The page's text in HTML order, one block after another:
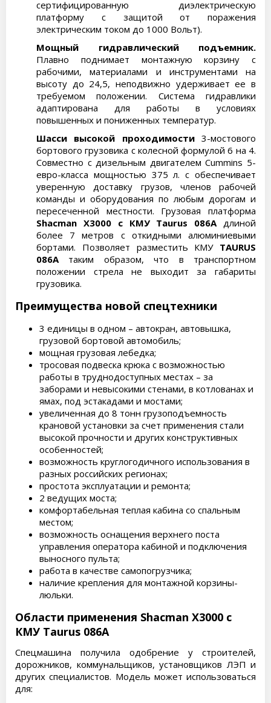
сертифицированную диэлектрическую
платформу с защитой от поражения
электрическим током до 1000 Вольт).
Мощный гидравлический подъемник.
Плавно поднимает монтажную корзину с
рабочими, материалами и инструментами на
высоту до 24,5, неподвижно удерживает ее в
требуемом положении. Система гидравлики
адаптирована для работы в условиях
повышенных и пониженных температур.
Шасси высокой проходимости3-мостового
бортового грузовика с колесной формулой 6 на 4.
Совместно с дизельным двигателем Cummins 5-
евро-класса мощностью 375 л. с обеспечивает
уверенную доставку грузов, членов рабочей
команды и оборудования по любым дорогам и
пересеченной местности. Грузовая платформа
Shacman X3000 с КМУ Taurus 086Адлиной
более 7 метров с откидными алюминиевыми
бортами. Позволяет разместить КМУ TAURUS
086Aтаким образом, что в транспортном
положении стрела не выходит за габариты
грузовика.
Преимущества новой спецтехники
3 единицы в одном – автокран, автовышка,
грузовой бортовой автомобиль;
мощная грузовая лебедка;
тросовая подвеска крюка с возможностью
работы в труднодоступных местах – за
заборами и невысокими стенами, в котлованах и
ямах, под эстакадами и мостами;
увеличенная до 8 тонн грузоподъемность
крановой установки за счет применения стали
высокой прочности и других конструктивных
особенностей;
возможность круглогодичного использования в
разных российских регионах;
простота эксплуатации и ремонта;
2 ведущих моста;
комфортабельная теплая кабина со спальным
местом;
возможность оснащения верхнего поста
управления оператора кабиной и подключения
выносного пульта;
работа в качестве самопогрузчика;
наличие крепления для монтажной корзины-
люльки.
Области применения Shacman X3000 с
КМУ Taurus 086А
Спецмашина получила одобрение у строителей,
дорожников, коммунальщиков, установщиков ЛЭП и
других специалистов. Модель может использоваться
для: